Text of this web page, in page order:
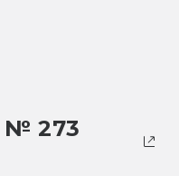
№ 273